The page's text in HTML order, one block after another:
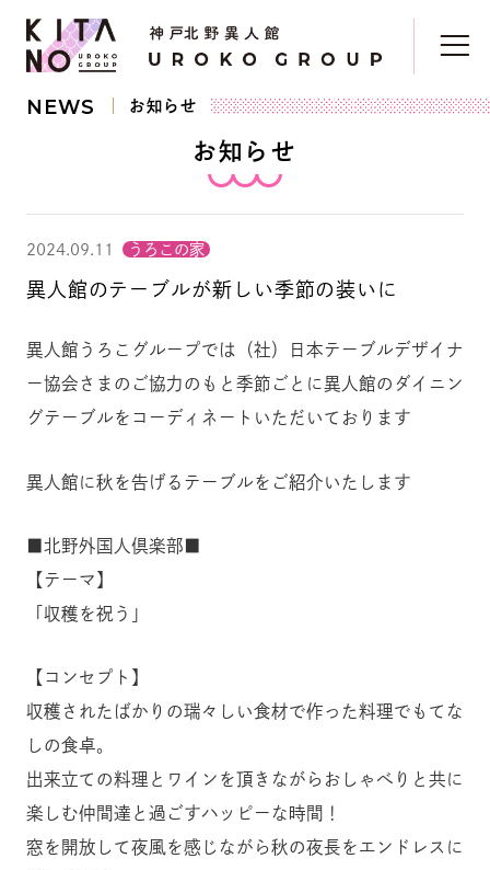
NEWS お知らせ
お知らせ
2024.09.11 うろこの家
異人館のテーブルが新しい季節の装いに
異人館うろこグループでは（社）日本テーブルデザイナ
ー協会さまのご協力のもと季節ごとに異人館のダイニン
グテーブルをコーディネートいただいております
異人館に秋を告げるテーブルをご紹介いたします
■北野外国人倶楽部■
【テーマ】
「収穫を祝う」
【コンセプト】
収穫されたばかりの瑞々しい食材で作った料理でもてな
しの食卓。
出来立ての料理とワインを頂きながらおしゃべりと共に
楽しむ仲間達と過ごすハッピーな時間！
窓を開放して夜風を感じながら秋の夜長をエンドレスに